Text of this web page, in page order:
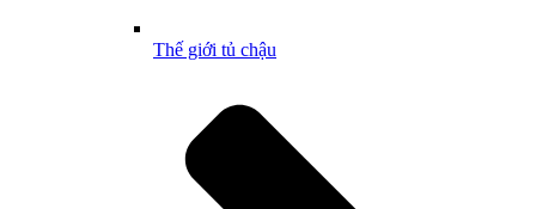
Thế giới tủ chậu